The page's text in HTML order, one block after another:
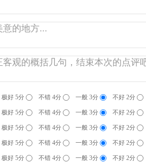
极好 5分 不错 4分 一般 3分 不好 2分
极好 5分 不错 4分 一般 3分 不好 2分
极好 5分 不错 4分 一般 3分 不好 2分
极好 5分 不错 4分 一般 3分 不好 2分
极好 5分 不错 4分 一般 3分 不好 2分